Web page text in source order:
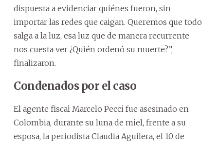
dispuesta a evidenciar quiénes fueron, sin
importar las redes que caigan. Queremos que todo
salga a la luz, esa luz que de manera recurrente
nos cuesta ver ¿Quién ordenó su muerte?”,
finalizaron.
Condenados por el caso
El agente fiscal Marcelo Pecci fue asesinado en
Colombia, durante su luna de miel, frente a su
esposa, la periodista Claudia Aguilera, el 10 de